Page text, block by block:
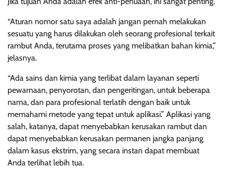
“Aturan nomor satu saya adalah jangan pernah melakukan
sesuatu yang harus dilakukan oleh seorang profesional terkait
rambut Anda, terutama proses yang melibatkan bahan kimia,”
jelasnya.
“Ada sains dan kimia yang terlibat dalam layanan seperti
pewarnaan, penyorotan, dan pengeritingan, untuk beberapa
nama, dan para profesional terlatih dengan baik untuk
memahami metode yang tepat untuk aplikasi.” Aplikasi yang
salah, katanya, dapat menyebabkan kerusakan rambut dan
dapat menyebabkan kerusakan permanen jangka panjang
dalam kasus ekstrim, yang secara instan dapat membuat
Anda terlihat lebih tua.